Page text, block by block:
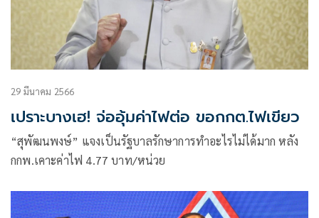
29 มีนาคม 2566
เปราะบางเฮ! จ่ออุ้มค่าไฟต่อ ขอกกต.ไฟเขียว
“สุพัฒนพงษ์” แจงเป็นรัฐบาลรักษาการทำอะไรไม่ได้มาก หลัง
กกพ.เคาะค่าไฟ 4.77 บาท/หน่วย